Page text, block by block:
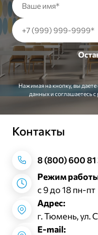
Нажимая на кнопку, вы
данных и соглашаетесь c
Контакты
8 (800) 600 81
Режим
с 9 до 18 пн-пт
Адрес:
г. Тюмень, ул.
E-mail: